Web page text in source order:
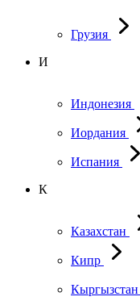
Грузия
И
Индонезия
Иордания
Испания
К
Казахстан
Кипр
Кыргызстан